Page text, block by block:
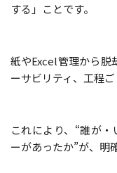
する」ことです。
紙やExcel管理から脱
ーサビリティ、工程
これにより、“誰が
ーがあったか”が、明